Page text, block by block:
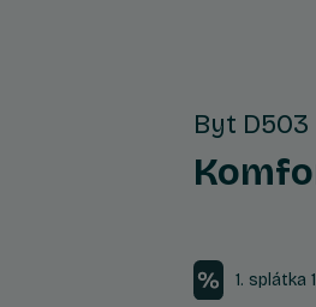
Byt D503
1. splátka